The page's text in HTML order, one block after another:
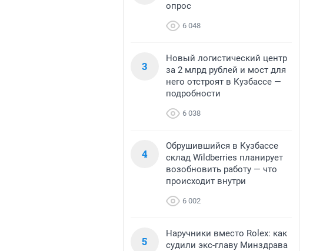
опрос
6 048
3
Новый логистический центр
за 2 млрд рублей и мост для
него отстроят в Кузбассе —
подробности
6 038
4
Обрушившийся в Кузбассе
склад Wildberries планирует
возобновить работу — что
происходит внутри
6 002
5
Наручники вместо Rolex: как
судили экс-главу Минздрава